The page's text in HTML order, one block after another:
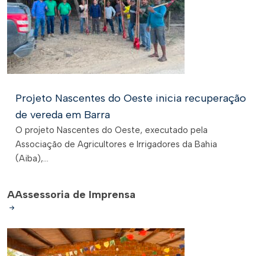
Projeto Nascentes do Oeste inicia recuperação
de vereda em Barra
O projeto Nascentes do Oeste, executado pela
Associação de Agricultores e Irrigadores da Bahia
(Aiba),...
AAssessoria de Imprensa